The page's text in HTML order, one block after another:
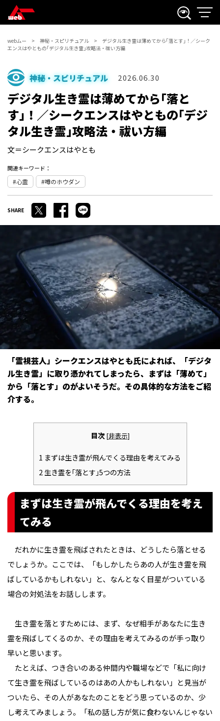
webムー 神秘・スピリチュアル
デジタル生き霊は薄めてから｢落とす｣！／シーク
エンスはやともの｢デジタル生き霊｣攻略法・祓い方編
神秘・スピリチュアル 2026.06.30
デジタル生き霊は薄めてから｢落と
す｣！／シークエンスはやともの｢デジ
タル生き霊｣攻略法・祓い方編
文＝シークエンスはやとも
関連キーワード：
心霊 噂のホウダン
「霊視芸人」シークエンスはやとも氏によれば、「デジタ
ル生き霊」に取り憑かれてしまったら、まずは「薄めて」
から「落とす」のがよいそうだ。その具体的な方法をご紹
介する。
目次 [非表示]
1 まずは生き霊が飛んでくる理由を考えてみる
2生き霊を｢落とす｣5つの方法
まずは生き霊が飛んでくる理由を考え
てみる
だれかに生き霊を飛ばされたときは、どうしたら落とせる
でしょうか。ここでは、「もしかしたらあの人が生き霊を飛
ばしているかもしれない」と、なんとなく目星がついている
場合の対処法をお話しします。
生き霊を落とすためには、まず、なぜ相手があなたに生き
霊を飛ばしてくるのか、その理由を考えてみるのが手っ取り
早いと思います。
たとえば、つき合いのある仲間内や職場などで「私に向け
て生き霊を飛ばしているのはあの人かもしれない」と見当が
ついたら、その人があなたのことをどう思っているのか、少
し考えてみましょう。「私の話し方が気に食わないんじゃない